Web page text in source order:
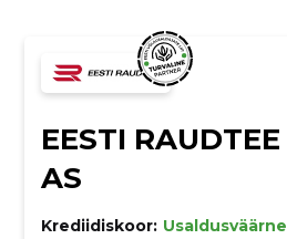
EESTI RAUDTEE
AS
Krediidiskoor: Usaldusväärne